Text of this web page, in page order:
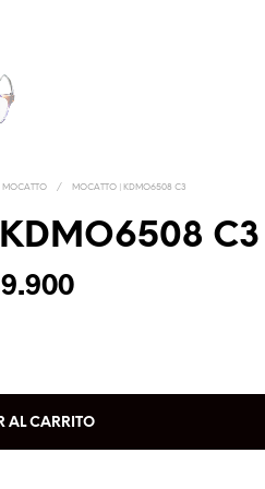
MOCATTO / MOCATTO | KDMO6508 C3
C3
AL CARRITO